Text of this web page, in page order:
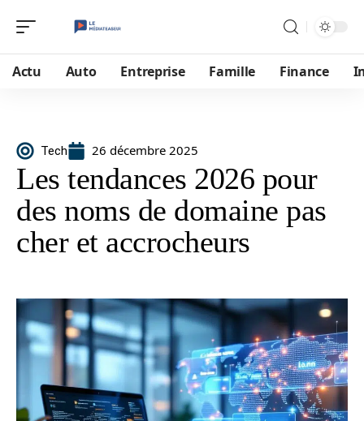
Actu Auto Entreprise Famille Finance
Tech 26 décembre 2025
Les tendances 2026 pour
des noms de domaine pas
cher et accrocheurs